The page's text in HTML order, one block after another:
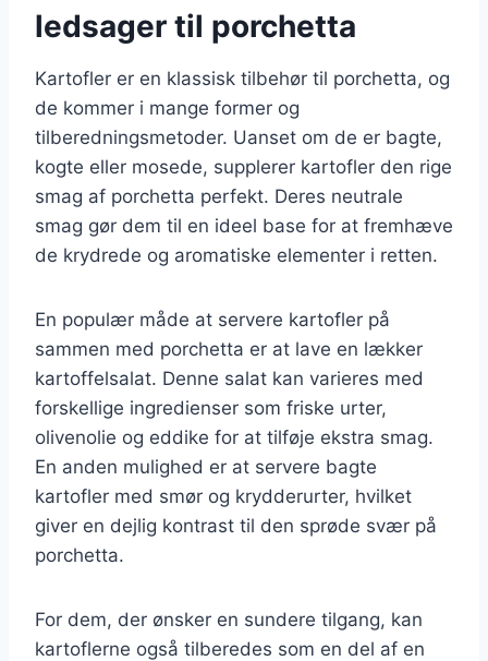
ledsager til porchetta
Kartofler er en klassisk tilbehør til porchetta, og
de kommer i mange former og
tilberedningsmetoder. Uanset om de er bagte,
kogte eller mosede, supplerer kartofler den rige
smag af porchetta perfekt. Deres neutrale
smag gør dem til en ideel base for at fremhæve
de krydrede og aromatiske elementer i retten.
En populær måde at servere kartofler på
sammen med porchetta er at lave en lækker
kartoffelsalat. Denne salat kan varieres med
forskellige ingredienser som friske urter,
olivenolie og eddike for at tilføje ekstra smag.
En anden mulighed er at servere bagte
kartofler med smør og krydderurter, hvilket
giver en dejlig kontrast til den sprøde svær på
porchetta.
For dem, der ønsker en sundere tilgang, kan
kartoflerne også tilberedes som en del af en